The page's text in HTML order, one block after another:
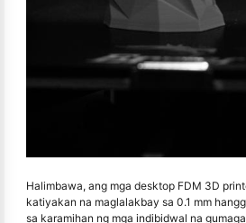
Halimbawa, ang mga desktop FDM 3D
katiyakan na maglalakbay sa 0.1 mm
sa karamihan ng mga indibidwal na